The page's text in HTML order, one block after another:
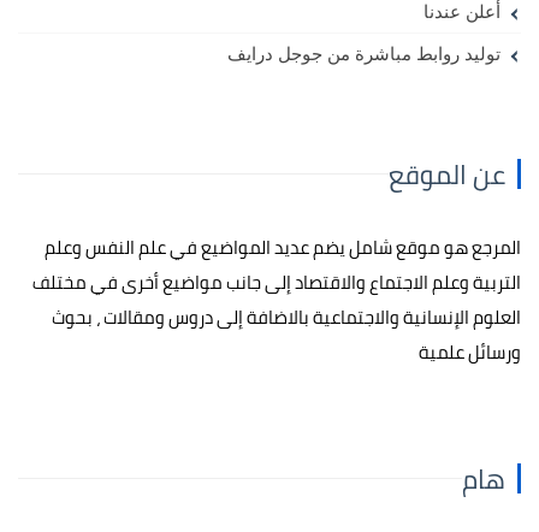
أعلن عندنا
توليد روابط مباشرة من جوجل درايف
عن الموقع
المرجع هو موقع شامل يضم عديد المواضيع في علم النفس وعلم
التربية وعلم الاجتماع والاقتصاد إلى جانب مواضيع أخرى في مختلف
العلوم الإنسانية والاجتماعية بالاضافة إلى دروس ومقالات ، بحوث
ورسائل علمية
هام